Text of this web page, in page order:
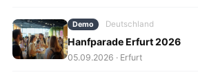
Demo Deutschland
Hanfparade Erfurt 2026
05.09.2026 · Erfurt